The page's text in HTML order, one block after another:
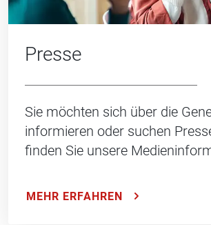
Presse
Sie möchten sich über die
informieren oder suchen
finden Sie unsere
MEHR ERFAHREN